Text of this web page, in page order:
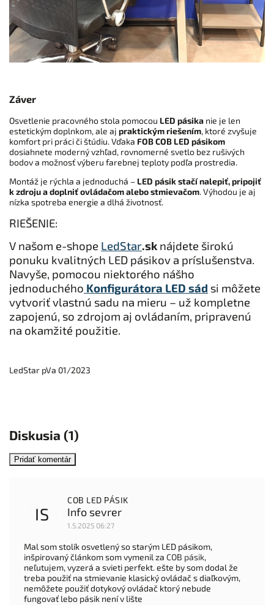
Záver
Osvetlenie pracovného stola pomocou LED pásika nie je len
estetickým doplnkom, ale aj praktickým riešením, ktoré zvyšuje
komfort pri práci či štúdiu. Vďaka FOB COB LED pásikom
dosiahnete moderný vzhľad, rovnomerné svetlo bez rušivých
bodov a možnosť výberu farebnej teploty podľa prostredia.
Montáž je rýchla a jednoduchá – LED pásik stačí nalepiť, pripojiť
k zdroju a doplniť ovládačom alebo stmievačom. Výhodou je aj
nízka spotreba energie a dlhá životnosť.
RIEŠENIE:
V našom e-shope LedStar.sk nájdete širokú
ponuku kvalitných LED pásikov a príslušenstva.
Navyše, pomocou niektorého nášho
jednoduchého Konfigurátora LED sád si môžete
vytvoriť vlastnú sadu na mieru – už kompletne
zapojenú, so zdrojom aj ovládaním, pripravenú
na okamžité použitie.
LedStar pVa 01/2023
Diskusia (1)
Pridať komentár
IS
COB LED PÁSIK
Info sevrer
1.5.2025 06:27
Mal som stolík osvetlený so starým LED pásikom,
inšpirovaný článkom som vymenil za COB pásik,
neľutujem, vyzerá a svieti perfekt. ešte by som dodal že
treba použiť na stmievanie klasický ovládač s diaľkovým,
nemôžete použiť dotykový ovládač ktorý nebude
fungovať lebo pásik není v lište